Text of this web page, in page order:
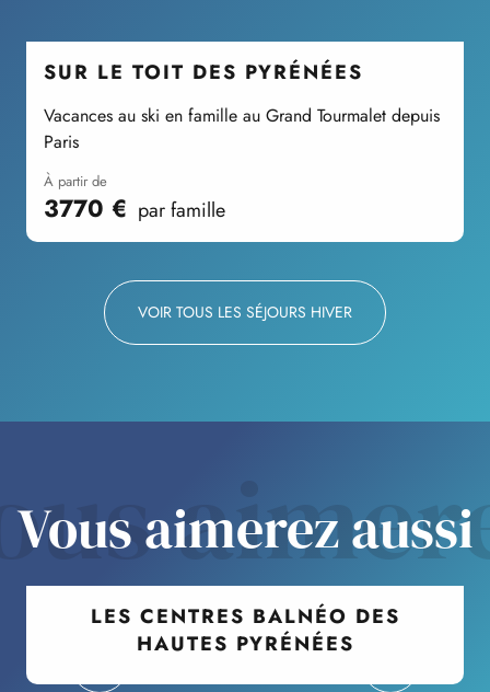
SUR LE TOIT DES PYRÉNÉES
Vacances au ski en famille au Grand Tourmalet depuis
Paris
à partir de
3770 € par famille
VOIR TOUS LES SÉJOURS HIVER
Vous aimerez aussi
LES CENTRES BALNÉO DES
HAUTES PYRÉNÉES